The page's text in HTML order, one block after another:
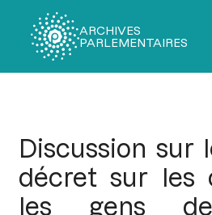
ARCHIVES
PARLEMENTAIRES
Discussion sur
décret sur les
les gens